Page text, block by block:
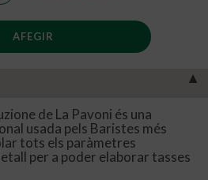
AFEGIR
▼
de La Pavoni és una
usada pels Baristes més
tots els paràmetres
per a poder elaborar tasses